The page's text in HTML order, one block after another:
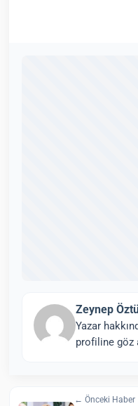
Zeynep
Yazar
profiline göz
← Önceki Haber